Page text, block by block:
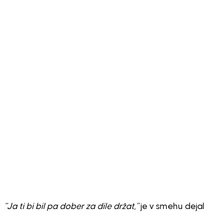
“Ja ti bi bil pa dober za dile držat,”je v smehu dejal